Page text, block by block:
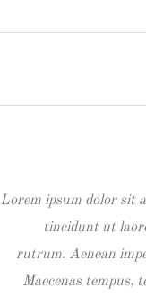
Lorem ipsum dolor sit
tincidunt ut
rutrum. Aenean
Maecenas tempus,